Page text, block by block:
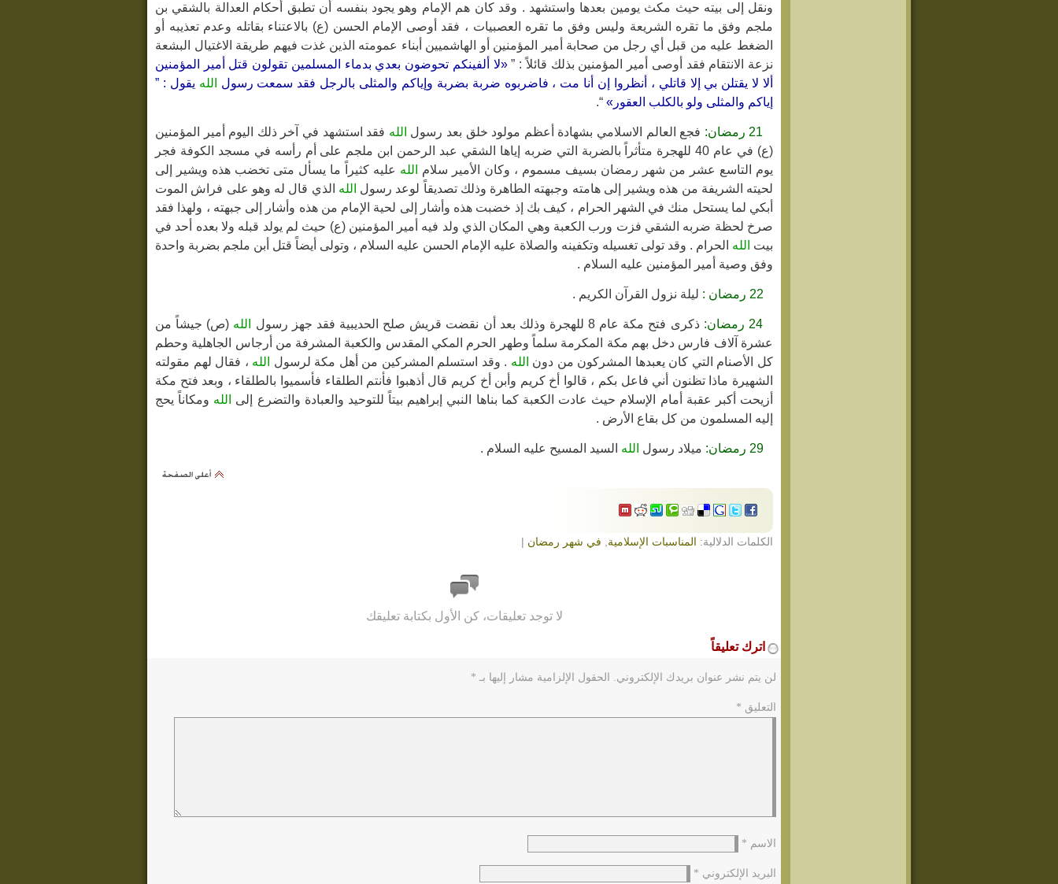
ونقل إلى بيته حيث مكث يومين بعدها واستشهد . وقد كان هم الإمام وهو يجود بنفسه أن تطبق أحكام العدالة بالشقي بن
ملجم وفق ما تقره الشريعة وليس وفق ما تقره العصبيات ، فقد أوصى الإمام الحسن (ع) بالاعتناء بقاتله وعدم تعذيبه أو
الضغط عليه من قبل أي رجل من صحابة أمير المؤمنين أو الهاشميين أبناء عمومته الذين غذت فيهم طريقة الاغتيال البشعة
نزعة الانتقام فقد أوصى أمير المؤمنين بذلك قائلاً : ”«لا ألفينكم تحوضون بعدي بدماء المسلمين تقولون قتل أمير المؤمنين
ألا لا يقتلن بي إلا قاتلي ، أنظروا إن أنا مت ، فاضربوه ضربة بضربة وإياكم والمثلى بالرجل فقد سمعت رسول
الله يقول : ”
إياكم والمثلى ولو بالكلب العقور» “.
21 رمضان: فجع العالم الاسلامي بشهادة أعظم مولود خلق بعد رسول الله فقد استشهد في آخر ذلك اليوم أمير المؤمنين
(ع) في عام 40 للهجرة متأثراً بالضربة التي ضربه إياها الشقي عبد الرحمن ابن ملجم على أم رأسه في مسجد الكوفة فجر
يوم التاسع عشر من شهر رمضان بسيف مسموم ، وكان الأمير سلام
الله عليه كثيراً ما يسأل متى تخضب هذه ويشير إلى
لحيته الشريفة من هذه ويشير إلى هامته وجبهته الطاهرة وذلك تصديقاً لوعد رسول الله الذي قال له وهو على فراش الموت
أبكي لما يستحل منك في الشهر الحرام ، كيف بك إذ خضبت هذه وأشار إلى لحية الإمام من هذه وأشار إلى جبهته ، ولهذا فقد
صرخ لحظة ضربه الشقي فزت ورب الكعبة وهي المكان الذي ولد فيه أمير المؤمنين (ع) حيث لم يولد قبله ولا بعده أحد في
بيت الله الحرام . وقد تولى تغسيله وتكفينه والصلاة عليه الإمام الحسن عليه السلام ، وتولى أيضاً قتل أبن ملجم بضربة واحدة
وفق وصية أمير المؤمنين عليه السلام .
22 رمضان : ليلة نزول القرآن الكريم .
24 رمضان: ذكرى فتح مكة عام 8 للهجرة وذلك بعد أن نقضت قريش صلح الحديبية فقد جهز رسول الله (ص) جيشاً من
عشرة آلاف فارس دخل بهم مكة المكرمة سلماً وطهر الحرم المكي المقدس والكعبة المشرفة من أرجاس الجاهلية وحطم
كل الأصنام التي كان يعبدها المشركون من دون الله . وقد استسلم المشركين من أهل مكة لرسول الله ، فقال لهم مقولته
الشهيرة ماذا تظنون أني فاعل بكم ، قالوا أخ كريم وأبن أخ كريم قال أذهبوا فأنتم الطلقاء فأسميوا بالطلقاء ، وبعد فتح مكة
أزيحت أكبر عقبة أمام الإسلام حيث عادت الكعبة كما بناها النبي إبراهيم بيتاً للتوحيد والعبادة والتضرع إلى
الله ومكاناً يحج
إليه المسلمون من كل بقاع الأرض .
29 رمضان: ميلاد رسول الله السيد المسيح عليه السلام .
الكلمات الدلالية: المناسبات الإسلامية في شهر رمضان |
لا توجد تعليقات، كن الأول بكتابة تعليقك
اترك تعليقاً
لن يتم نشر عنوان بريدك الإلكتروني. الحقول الإلزامية مشار إليها بـ *
التعليق *
الاسم *
البريد الإلكتروني *